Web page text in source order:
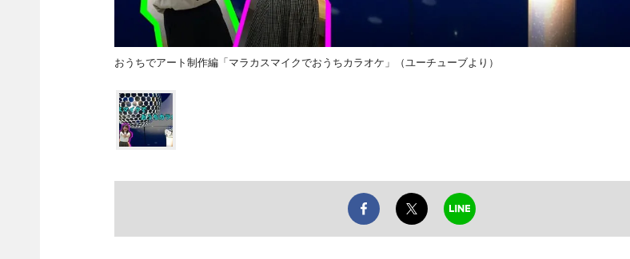
おうちでアート制作編「マラカスマイクでおうちカラオケ」（ユーチューブより）